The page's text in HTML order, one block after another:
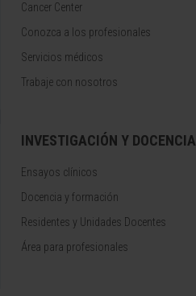
Cancer Center
Conozca a los profesionales
Servicios médicos
Trabaje con nosotros
INVESTIGACIÓN Y DOCENCIA
Ensayos clínicos
Docencia y formación
Residentes y Unidades Docentes
Área para profesionales